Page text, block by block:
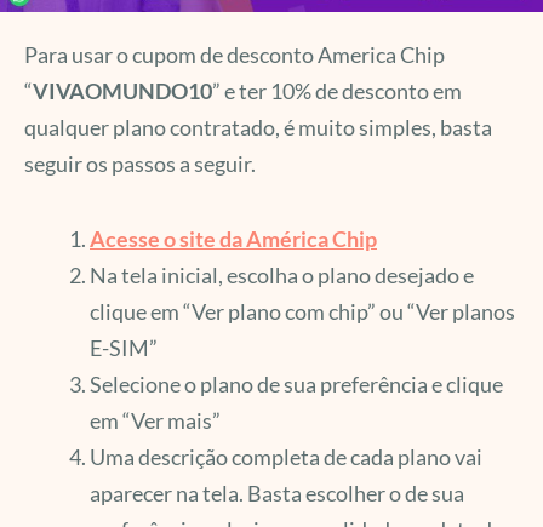
Para usar o cupom de desconto America Chip
“VIVAOMUNDO10” e ter 10% de desconto em
qualquer plano contratado, é muito simples, basta
seguir os passos a seguir.
Acesse o site da América Chip
Na tela inicial, escolha o plano desejado e
clique em “Ver plano com chip” ou “Ver planos
E-SIM”
Selecione o plano de sua preferência e clique
em “Ver mais”
Uma descrição completa de cada plano vai
aparecer na tela. Basta escolher o de sua